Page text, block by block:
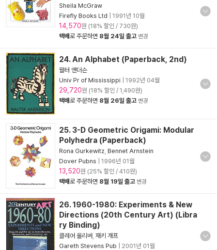
Sheila McGraw
Firefly Books Ltd
1991년 10월
14,570원 (18% 할인 / 730원)
택배로 주문하면 8월 24일 출고 변경
24. An Alphabet (Paperback, 2nd)
월터 앤더슨
Univ Pr of Mississippi
1992년 04월
29,720원 (18% 할인 / 1,490원)
택배로 주문하면 8월 26일 출고 변경
25. 3-D Geometric Origami: Modular
Polyhedra (Paperback)
Rona Gurkewitz Bennet Arnstein
Dover Pubns
1996년 01월
13,520원 (25% 할인 / 410원)
택배로 주문하면 8월 19일 출고 변경
26. 1960-1980: Experiments & New
Directions (20th Century Art) (Libra
ry Binding)
클레어 올리버 재키 개프
Gareth Stevens Pub
2001년 01월